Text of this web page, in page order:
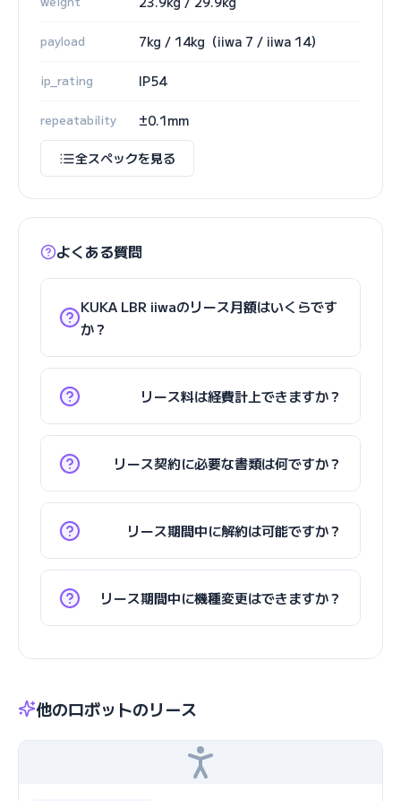
payload 7kg / 14kg（iiwa 7 / iiwa 14）
ip_rating IP54
repeatability ±0.1mm
全スペックを見る
よくある質問
KUKA LBR iiwaのリース月額はいくらです
か？
リース料は経費計上できますか？
リース契約に必要な書類は何ですか？
リース期間中に解約は可能ですか？
リース期間中に機種変更はできますか？
他のロボットのリース